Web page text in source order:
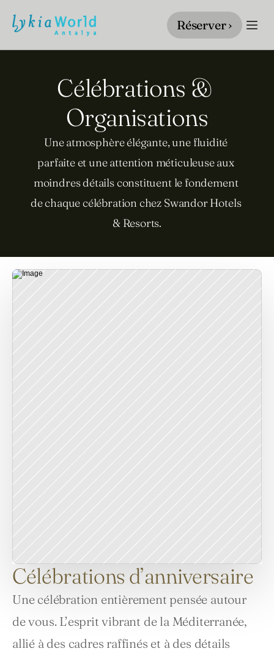
Célébrations &
Organisations
Une atmosphère élégante, une fluidité
parfaite et une attention méticuleuse aux
moindres détails constituent le fondement
de chaque célébration chez Swandor Hotels
& Resorts.
Célébrations d’anniversaire
Une célébration entièrement pensée autour
de vous. L’esprit vibrant de la Méditerranée,
allié à des cadres raffinés et à des détails
Réserver ›